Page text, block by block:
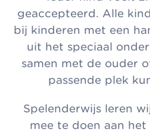
geaccepteerd. Alle
bij kinderen met een
uit het speciaal
samen met de ouder
passende plek
Spelenderwijs leren
mee te doen aan